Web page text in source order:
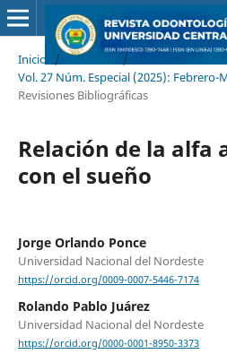
Inicio / Archivos
/
Vol. 27 Núm. Especial (2025): Febrero-
Revisiones Bibliográficas
Relación de la alfa
con el sueño
Jorge Orlando Ponce
Universidad Nacional del Nordeste
https://orcid.org/0009-0007-5446-7174
Rolando Pablo Juárez
Universidad Nacional del Nordeste
https://orcid.org/0000-0001-8950-3373